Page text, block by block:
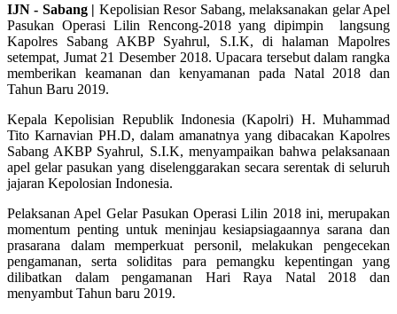
IJN - Sabang | Kepolisian Resor Sabang, melaksanakan gelar Apel
Pasukan Operasi Lilin Rencong-2018 yang dipimpin langsung
Kapolres Sabang AKBP Syahrul, S.I.K, di halaman Mapolres
setempat, Jumat 21 Desember 2018. Upacara tersebut dalam rangka
memberikan keamanan dan kenyamanan pada Natal 2018 dan
Tahun Baru 2019.
Kepala Kepolisian Republik Indonesia (Kapolri) H. Muhammad
Tito Karnavian PH.D, dalam amanatnya yang dibacakan Kapolres
Sabang AKBP Syahrul, S.I.K, menyampaikan bahwa pelaksanaan
apel gelar pasukan yang diselenggarakan secara serentak di seluruh
jajaran Kepolosian Indonesia.
Pelaksanan Apel Gelar Pasukan Operasi Lilin 2018 ini, merupakan
momentum penting untuk meninjau kesiapsiagaannya sarana dan
prasarana dalam memperkuat personil, melakukan pengecekan
pengamanan, serta soliditas para pemangku kepentingan yang
dilibatkan dalam pengamanan Hari Raya Natal 2018 dan
menyambut Tahun baru 2019.